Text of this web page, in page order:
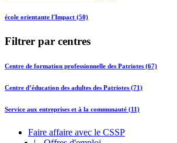
école orientante l'Impact (50)
Filtrer par centres
Centre de formation professionnelle des Patriotes (67)
Centre d’éducation des adultes des Patriotes (71)
Service aux entreprises et à la communauté (11)
Faire affaire avec le CSSP